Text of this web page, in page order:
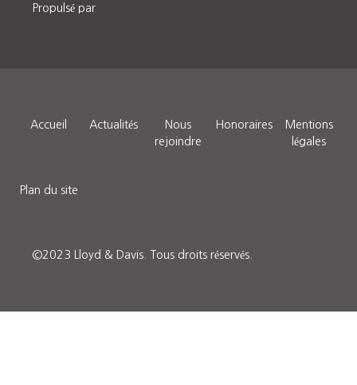
Propulsé par
Accueil Actualités
Nous
rejoindre
Honoraires
Mentions
légales
Plan du site
©2023 Lloyd & Davis. Tous droits réservés